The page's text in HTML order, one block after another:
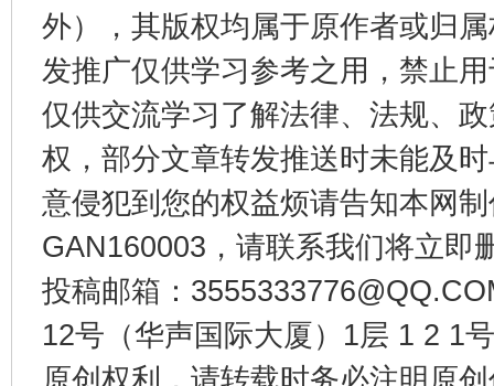
外），其版权均属于原作者或归
发推广仅供学习参考之用，禁止
仅供交流学习了解法律、法规、
权，部分文章转发推送时未能及
意侵犯到您的权益烦请告知本网
GAN160003，请联系我们将立即
投稿邮箱：
12号（华声国际大厦）1层 1 2 1
原创权利，请转载时务必注明原
全民健身五年计划来了！等你上场